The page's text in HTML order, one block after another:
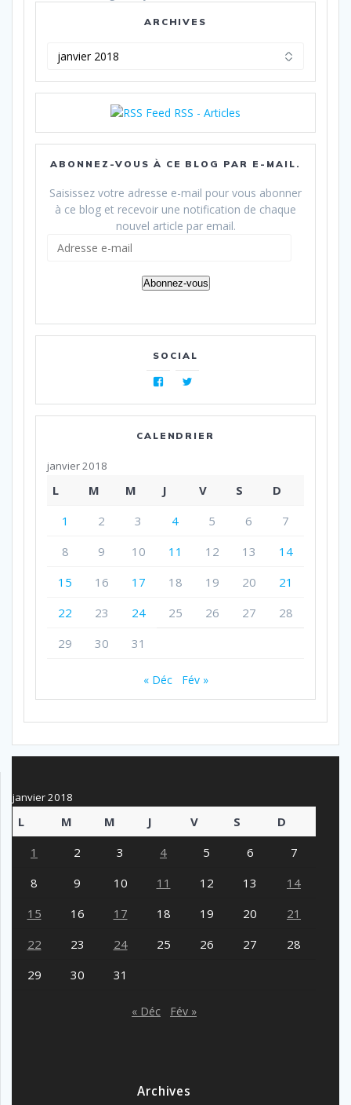
ARCHIVES
RSS - Articles
ABONNEZ-VOUS À CE BLOG PAR E-MAIL.
Saisissez votre adresse e-mail pour vous abonner
à ce blog et recevoir une notification de chaque
nouvel article par email.
mail
Abonnez-vous
SOCIAL
Facebook
CALENDRIER
janvier 2018
L M M J V S
D
1
2 3 4 5 6
7
8
9 10 11 12 13
14
15
16 17 18 19 20
21
22
23 24 25 26 27
28
29
30 31
« Déc Fév »
janvier 2018
L M M J V S
D
1
2 3 4 5 6
7
8
9 10 11 12 13
14
15
16 17 18 19 20
21
22
23 24 25 26 27
28
29
30 31
« Déc Fév »
Archives